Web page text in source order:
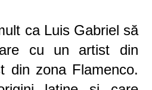
caLuis Gabriel să
cu un artist din
din zona Flamenco.